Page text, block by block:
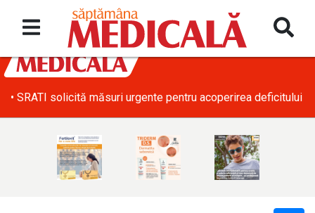
• SRATI solicită măsuri urgente pentru acoperirea deficitului